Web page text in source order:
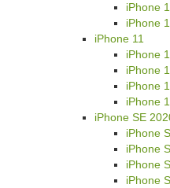
iPhone
iPhone
iPhone 11
iPhone
iPhone
iPhone
iPhone
iPhone SE
iPhone
iPhone
iPhone
iPhone